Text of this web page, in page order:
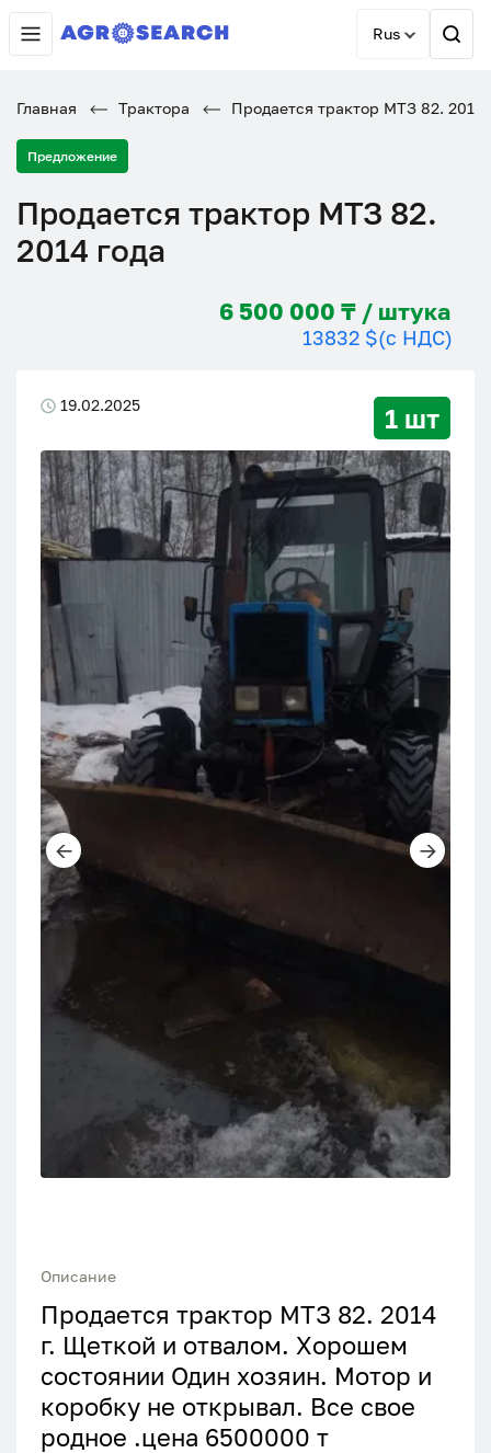
Rus
Главная Трактора Продается трактор МТЗ 82. 2014
Предложение
Продается трактор МТЗ 82.
2014 года
6 500 000 ₸ / штука
13832 $(с НДС)
19.02.2025 1 шт
Описание
Продается трактор МТЗ 82. 2014
г. Щеткой и отвалом. Хорошем
состоянии Один хозяин. Мотор и
коробку не открывал. Все свое
родное .цена 6500000 т